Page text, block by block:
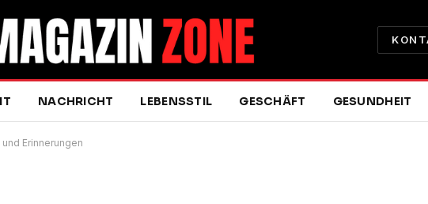
NACHRICHT LEBENSSTIL GESCHÄFT GESUNDHEIT
Erinnerungen